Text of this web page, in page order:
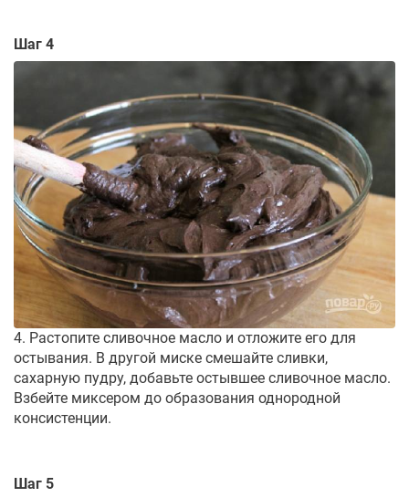
Шаг 4
4. Растопите сливочное масло и отложите его для
остывания. В другой миске смешайте сливки,
сахарную пудру, добавьте остывшее сливочное масло.
Взбейте миксером до образования однородной
консистенции.
Шаг 5